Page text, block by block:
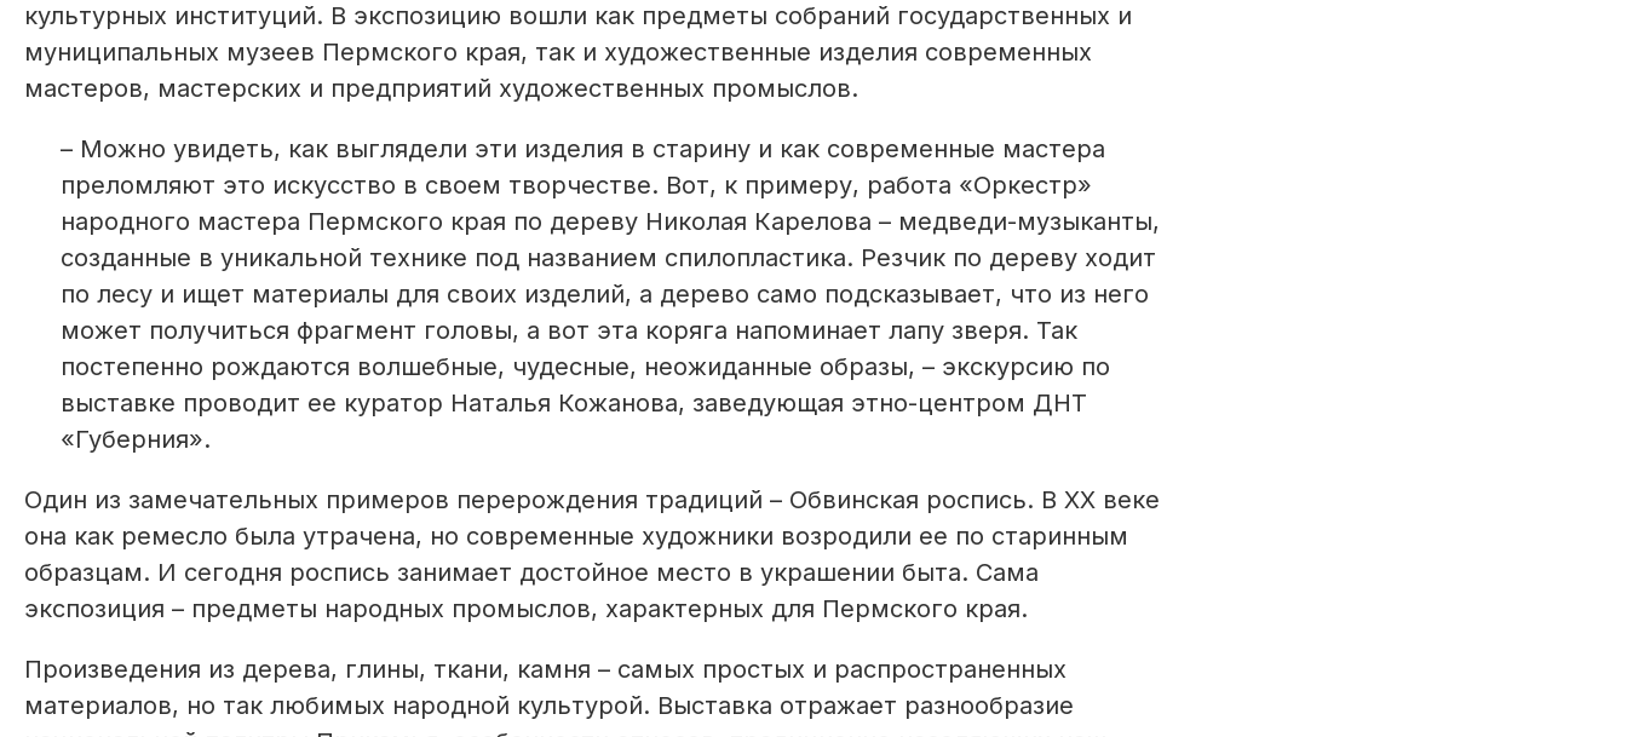
культурных институций. В экспозицию вошли как предметы собраний государственных и
муниципальных музеев Пермского края, так и художественные изделия современных
мастеров, мастерских и предприятий художественных промыслов.
– Можно увидеть, как выглядели эти изделия в старину и как современные мастера
преломляют это искусство в своем творчестве. Вот, к примеру, работа «Оркестр»
народного мастера Пермского края по дереву Николая Карелова – медведи-музыканты,
созданные в уникальной технике под названием спилопластика. Резчик по дереву ходит
по лесу и ищет материалы для своих изделий, а дерево само подсказывает, что из него
может получиться фрагмент головы, а вот эта коряга напоминает лапу зверя. Так
постепенно рождаются волшебные, чудесные, неожиданные образы, – экскурсию по
выставке проводит ее куратор Наталья Кожанова, заведующая этно-центром ДНТ
«Губерния».
Один из замечательных примеров перерождения традиций – Обвинская роспись. В XX веке
она как ремесло была утрачена, но современные художники возродили ее по старинным
образцам. И сегодня роспись занимает достойное место в украшении быта. Сама
экспозиция – предметы народных промыслов, характерных для Пермского края.
Произведения из дерева, глины, ткани, камня – самых простых и распространенных
материалов, но так любимых народной культурой. Выставка отражает разнообразие